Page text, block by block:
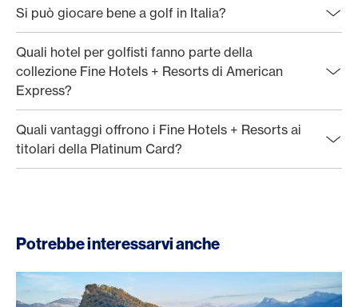
Si può giocare bene a golf in Italia?
Quali hotel per golfisti fanno parte della
collezione Fine Hotels + Resorts di American
Express?
Quali vantaggi offrono i Fine Hotels + Resorts ai
titolari della Platinum Card?
Potrebbe interessarvi anche